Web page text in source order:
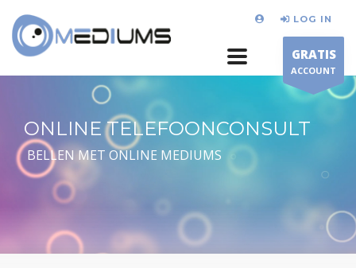
LOG IN
GRATIS
ACCOUNT
ONLINE TELEFOONCONSULT
BELLEN MET ONLINE MEDIUMS